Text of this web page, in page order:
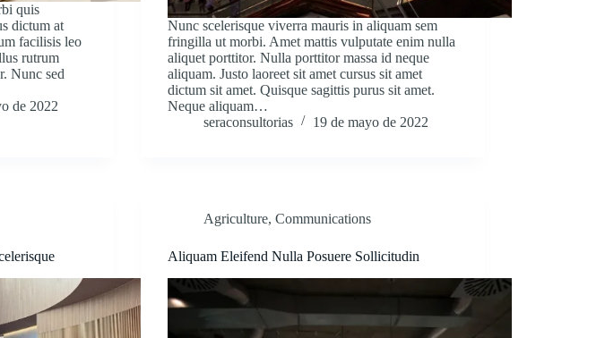
quis
dictum at
facilisis leo
rutrum
Nunc sed
de 2022
Nunc scelerisque viverra mauris in aliquam sem
fringilla ut morbi. Amet mattis vulputate enim nulla
aliquet porttitor. Nulla porttitor massa id neque
aliquam. Justo laoreet sit amet cursus sit amet
dictum sit amet. Quisque sagittis purus sit amet.
Neque aliquam…
seraconsultorias
19 de mayo de 2022
Agriculture,Communications
Aliquam Eleifend Nulla Posuere Sollicitudin